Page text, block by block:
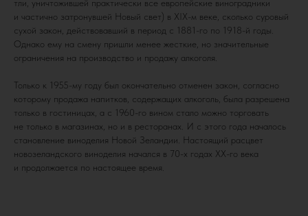
тли, уничтожившей практически все европейские виноградники
и частично затронувшей Новый свет) в XIX-м веке, сколько суровый
сухой закон, действовавший в период с 1881-го по 1918-й годы.
Однако ему на смену пришли менее жесткие, но значительные
ограничения на производство и продажу алкоголя.
Только к 1955-му году был окончательно отменен закон, согласно
которому продажа напитков, содержащих алкоголь, была разрешена
только в гостиницах, а с 1960-го вином стало можно торговать
не только в магазинах, но и в ресторанах. И с этого года началось
становление виноделия Новой Зеландии. Настоящий расцвет
новозеландского виноделия начался в 70-х годах XX-го века
и продолжается по настоящее время.